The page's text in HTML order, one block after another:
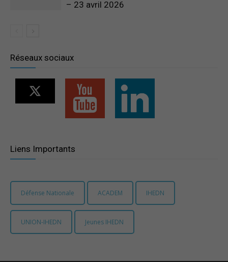
– 23 avril 2026
Réseaux sociaux
Liens Importants
Défense Nationale ACADEM IHEDN
UNION-IHEDN Jeunes IHEDN